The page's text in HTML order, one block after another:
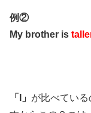
例②
My brother is
「I」 が比べている